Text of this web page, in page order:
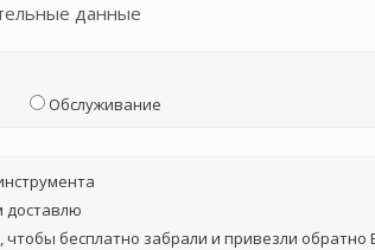
данные
Обслуживание
доставлю
чтобы бесплатно забрали и привезли обратно